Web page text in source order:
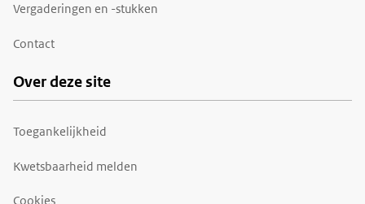
Vergaderingen en -stukken
Contact
Over deze site
Toegankelijkheid
Kwetsbaarheid melden
Cookies